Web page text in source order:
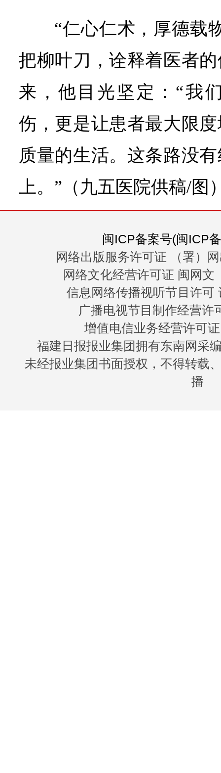
“仁心仁术，厚德载
把柳叶刀，诠释着医者
来，他目光坚定：“我
伤，更是让患者最大限
质量的生活。这条路没
上。”（九五医院供稿/图
闽ICP备案号(闽ICP
网络出版服务许可证 （署）
网络文化经营许可证 闽网文
信息网络传播视听节目许可
广播电视节目制作经营许
增值电信业务经营许可
福建日报报业集团拥有东南网采
未经报业集团书面授权，不得转载
播